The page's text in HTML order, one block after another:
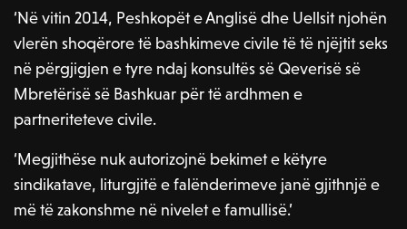
‘Në vitin 2014, Peshkopët e Anglisë dhe Uellsit njohën
vlerën shoqërore të bashkimeve civile të të njëjtit seks
në përgjigjen e tyre ndaj konsultës së Qeverisë së
Mbretërisë së Bashkuar për të ardhmen e
partneriteteve civile.
‘Megjithëse nuk autorizojnë bekimet e këtyre
sindikatave, liturgjitë e falënderimeve janë gjithnjë e
më të zakonshme në nivelet e famullisë.’